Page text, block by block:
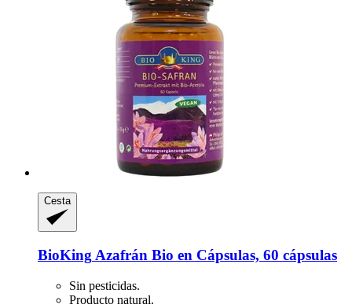
Cesta
BioKing Azafrán Bio en Cápsulas, 60 cápsulas
Sin pesticidas.
Producto natural.